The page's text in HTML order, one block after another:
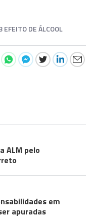
EFEITO DE ÁLCOOL
ALM pelo
em
apuradas